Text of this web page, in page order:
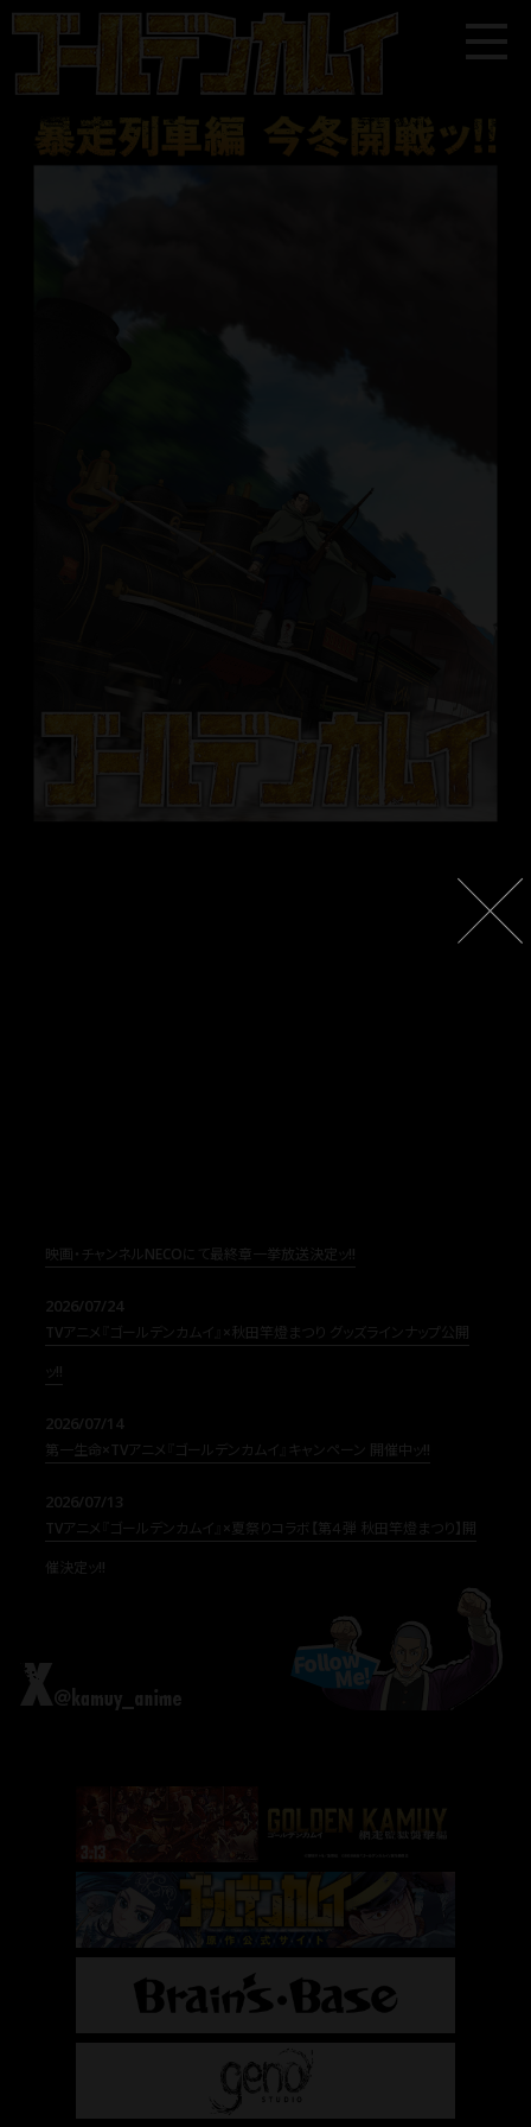
映画・チャンネルNECOにて最終章一挙放送決定ッ!!
2026/07/24
TVアニメ『ゴールデンカムイ』×秋田竿燈まつり グッズラインナップ公開
ッ!!
2026/07/14
第一生命×TVアニメ『ゴールデンカムイ』キャンペーン 開催中ッ!!
2026/07/13
TVアニメ『ゴールデンカムイ』×夏祭りコラボ【第４弾 秋田竿燈まつり】開
催決定ッ!!